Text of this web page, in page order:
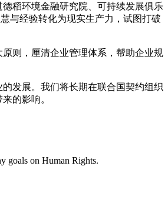
稻环境金融研究院、可持续发展俱乐
与经验转化为现实生产力，试图打破
则，厘清企业管理体系，帮助企业规
发展。我们将长期在联合国契约组织
的影响。
goals on Human Rights.